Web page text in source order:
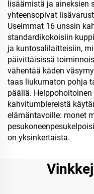
lisäämistä ja aineksien
yhteensopivat
Useimmat 16 unssin
standardikokoisiin
ja kuntosalilaitteisiin,
päivittäisissä
vähentää käden
taas liukumaton pohja
päällä.
kahvitumblereistä
elämäntavoille: monet
on yksinkertaista.